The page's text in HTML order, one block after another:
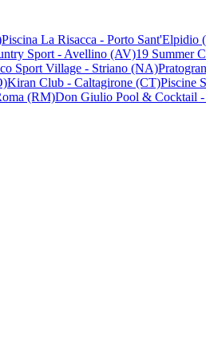
Piscina La Risacca - Porto Sant'Elpidio
Sport - Avellino (AV)19 Summer
Sport Village - Striano (NA)
Kiran Club - Caltagirone (CT)Piscine
(RM)Don Giulio Pool & Cocktail